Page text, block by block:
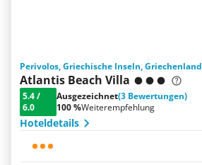
Perivolos, Griechische Inseln, Griechenland
Atlantis Beach Villa
5.4/
6.0
Ausgezeichnet(3 Bewertungen)
100 %Weiterempfehlung
Hoteldetails